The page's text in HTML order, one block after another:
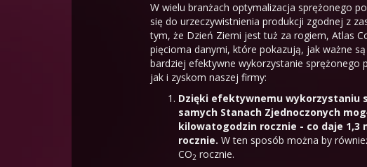
W wielu branżach optymalizacja sprężonego
się do urzeczywistnienia produkcji zgodnej z
tym, że Dzień Ziemi jest tuż za rogiem, Atlas
pięcioma danymi, które pokazują, jak ważne
bardziej efektywne wykorzystanie
jak i zyskom naszej firmy:
Dzięki efektywnemu wykorzystaniu
samych Stanach Zjednoczonych
kilowatogodzin rocznie - co daje 1,3
rocznie. W ten sposób można by
CO2 rocznie.